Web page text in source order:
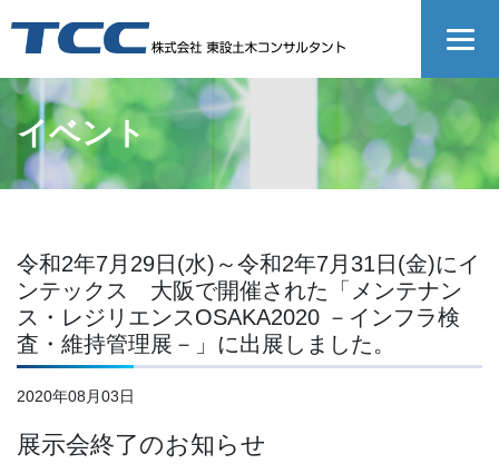
イベント
令和2年7月29日(水)～令和2年7月31日(金)にイ
ンテックス 大阪で開催された「メンテナン
ス・レジリエンスOSAKA2020 －インフラ検
査・維持管理展－」に出展しました。
2020年08月03日
展示会終了のお知らせ